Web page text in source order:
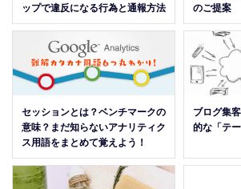
ップで違反になる行為と通報方法
のご提案
セッションとは？ベンチマークの
意味？まだ知らないアナリティク
ス用語をまとめて覚えよう！
ブログ集
的な「テ